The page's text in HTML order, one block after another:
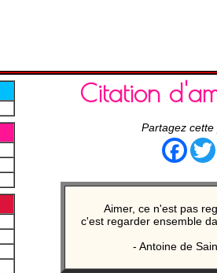
Citation
Partagez
Aimer, ce n'est pas
c'est regarder ensemble
- Antoine de